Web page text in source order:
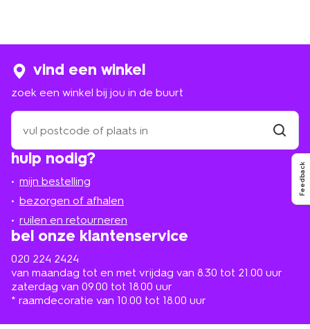
hulp nodig?
mijn bestelling
bezorgen of afhalen
ruilen en retourneren
bel onze klantenservice
020 224 2424
van maandag tot en met vrijdag van 8.30 tot 21.00 uur
zaterdag van 09.00 tot 18.00 uur
* raamdecoratie van 10.00 tot 18.00 uur
vind een winkel
zoek een winkel bij jou in de buurt
zoek
een
winkel
bij
in
de
buurt
winkel
Feedback